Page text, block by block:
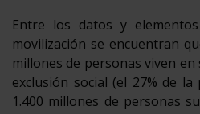
Entre los datos y
movilización se encuentran
millones de personas viven
exclusión social (el 27% de
1.400 millones de personas